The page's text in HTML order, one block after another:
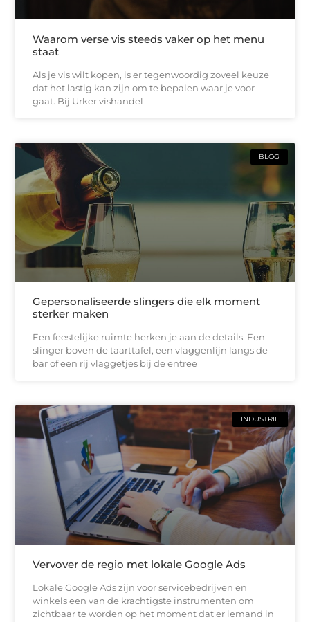
Waarom verse vis steeds vaker op het menu
staat
Als je vis wilt kopen, is er tegenwoordig zoveel keuze
dat het lastig kan zijn om te bepalen waar je voor
gaat. Bij Urker vishandel
BLOG
Gepersonaliseerde slingers die elk moment
sterker maken
Een feestelijke ruimte herken je aan de details. Een
slinger boven de taarttafel, een vlaggenlijn langs de
bar of een rij vlaggetjes bij de entree
INDUSTRIE
Vervover de regio met lokale Google Ads
Lokale Google Ads zijn voor servicebedrijven en
winkels een van de krachtigste instrumenten om
zichtbaar te worden op het moment dat er iemand in